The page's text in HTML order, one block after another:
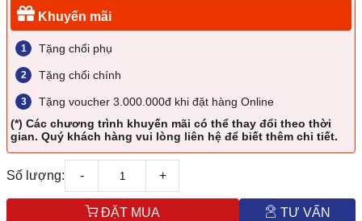
Khuyến mãi
Tặng chổi phụ
Tặng chổi chính
Tặng voucher 3.000.000đ khi đặt hàng Online
(*) Các chương trình khuyến mãi có thể thay đổi theo thời
gian. Quý khách hàng vui lòng liên hệ để biết thêm chi tiết.
Số lượng: - +
ĐẶT MUA TƯ VẤN